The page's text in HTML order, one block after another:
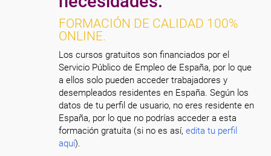
FORMACIÓN DE CALIDAD 100%
ONLINE.
Los cursos gratuitos son financiados por el
Servicio Público de Empleo de España, por lo que
a ellos solo pueden acceder trabajadores y
desempleados residentes en España. Según los
datos de tu perfil de usuario, no eres residente en
España, por lo que no podrías acceder a esta
formación gratuita (si no es así,edita tu perfil
aquí).